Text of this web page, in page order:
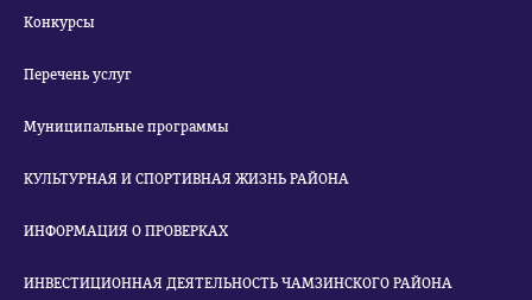
Конкурсы
Перечень услуг
Муниципальные программы
КУЛЬТУРНАЯ И СПОРТИВНАЯ ЖИЗНЬ РАЙОНА
ИНФОРМАЦИЯ О ПРОВЕРКАХ
ИНВЕСТИЦИОННАЯ ДЕЯТЕЛЬНОСТЬ ЧАМЗИНСКОГО РАЙОНА